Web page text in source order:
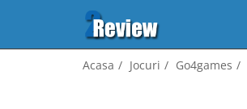
Acasa Jocuri Go4games